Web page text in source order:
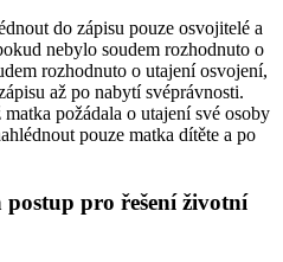
do zápisu pouze osvojitelé a
nebylo soudem rozhodnuto o
rozhodnuto o utajení osvojení,
až po nabytí svéprávnosti.
požádala o utajení své osoby
pouze matka dítěte a po
pro řešení životní